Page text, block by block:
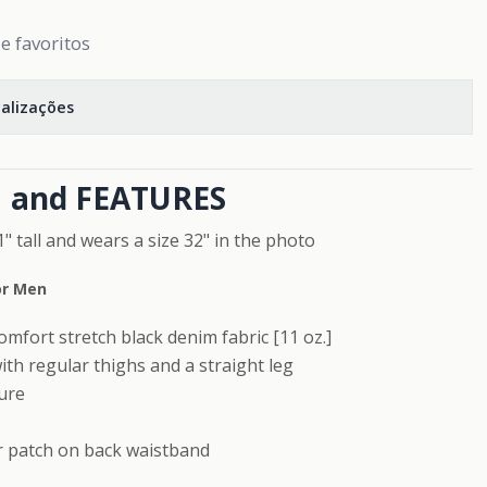
favoritos
FEATURES
tall and wears a size 32" in the photo
Men
stretch black denim fabric [11 oz.]
regular thighs and a straight leg
on back waistband